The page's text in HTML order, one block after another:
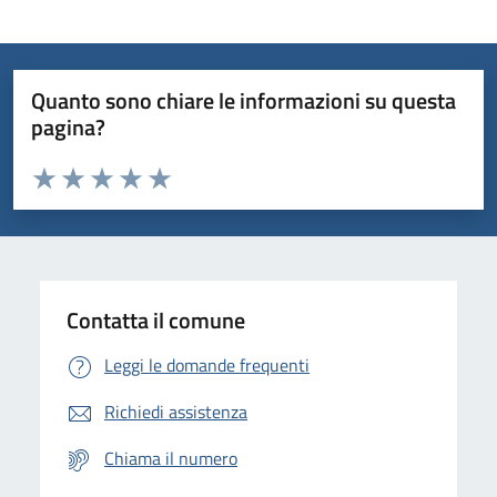
Quanto sono chiare le informazioni su questa
pagina?
Domanda
Valuta da 1 a 5 stelle la pagina
Valuta 5 stelle su 5
Valuta 4 stelle su 5
Valuta 3 stelle su 5
Valuta 2 stelle su 5
Valuta 1 stelle su 5
Contatta il comune
Leggi le domande frequenti
Richiedi assistenza
Chiama il numero